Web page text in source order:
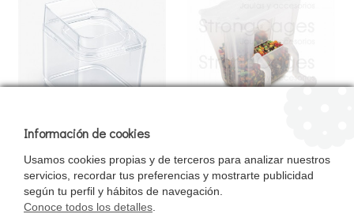
Comedero / Bebedero para
1.20€ 1.85€
Información de cookies
Usamos cookies propias y de terceros para analizar nuestros
servicios, recordar tus preferencias y mostrarte publicidad
según tu perfil y hábitos de navegación.
Conoce todos los detalles